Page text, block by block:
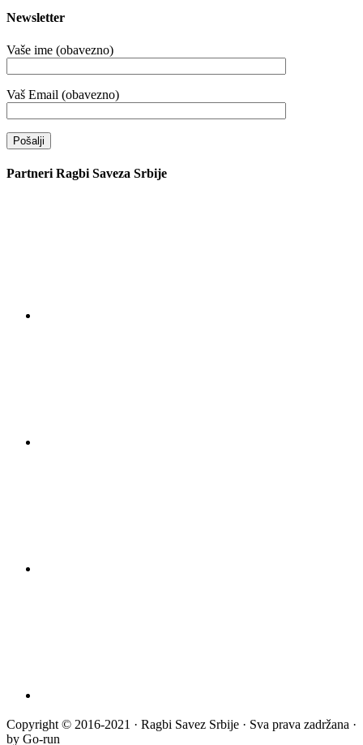
Newsletter
Vaše ime (obavezno)
Vaš Email (obavezno)
Partneri Ragbi Saveza Srbije
Copyright © 2016-2021 · Ragbi Savez Srbije · Sva prava zadržana ·
by Go-run